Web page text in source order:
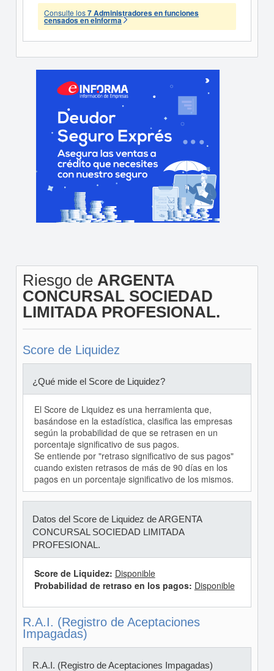
Consulte los7 Administradores en funciones
censados en eInforma
Riesgo de ARGENTA
CONCURSAL SOCIEDAD
LIMITADA PROFESIONAL.
Score de Liquidez
¿Qué mide el Score de Liquidez?
El Score de Liquidez es una herramienta que,
basándose en la estadística, clasifica las empresas
según la probabilidad de que se retrasen en un
porcentaje significativo de sus pagos.
Se entiende por "retraso significativo de sus pagos"
cuando existen retrasos de más de 90 días en los
pagos en un porcentaje significativo de los mismos.
Datos del Score de Liquidez de ARGENTA
CONCURSAL SOCIEDAD LIMITADA
PROFESIONAL.
Score de Liquidez: Disponible
Probabilidad de retraso en los pagos: Disponible
R.A.I. (Registro de Aceptaciones
Impagadas)
R.A.I. (Registro de Aceptaciones Impagadas)